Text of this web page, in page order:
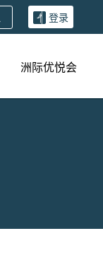
登录
洲际优悦会